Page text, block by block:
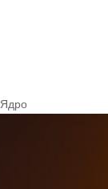
Ядро